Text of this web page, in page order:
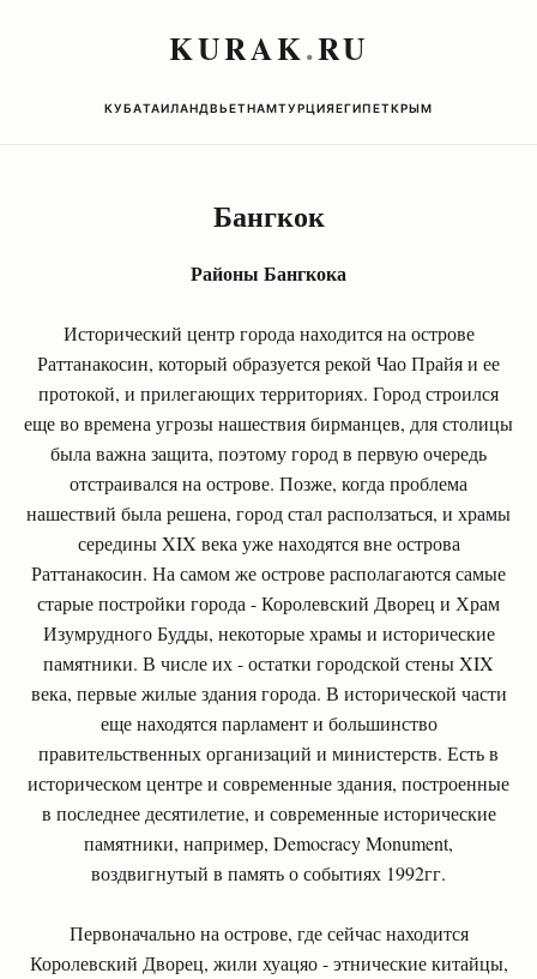
KURAK.RU
КУБАТАИЛАНДВЬЕТНАМТУРЦИЯЕГИПЕТКРЫМ
Бангкок
Районы Бангкока
Исторический центр города находится на острове
Раттанакосин, который образуется рекой Чао Прайя и ее
протокой, и прилегающих территориях. Город строился
еще во времена угрозы нашествия бирманцев, для столицы
была важна защита, поэтому город в первую очередь
отстраивался на острове. Позже, когда проблема
нашествий была решена, город стал расползаться, и храмы
середины XIX века уже находятся вне острова
Раттанакосин. На самом же острове располагаются самые
старые постройки города - Королевский Дворец и Храм
Изумрудного Будды, некоторые храмы и исторические
памятники. В числе их - остатки городской стены XIX
века, первые жилые здания города. В исторической части
еще находятся парламент и большинство
правительственных организаций и министерств. Есть в
историческом центре и современные здания, построенные
в последнее десятилетие, и современные исторические
памятники, например, Democracy Monument,
воздвигнутый в память о событиях 1992гг.
Первоначально на острове, где сейчас находится
Королевский Дворец, жили хуацяо - этнические китайцы,